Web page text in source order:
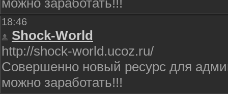
можно заработать!!!
18:46
Shock-World
http://shock-world.ucoz.ru/
Совершенно новый ресурс для
можно заработать!!!